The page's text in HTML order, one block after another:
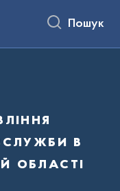
Пошук
в
області